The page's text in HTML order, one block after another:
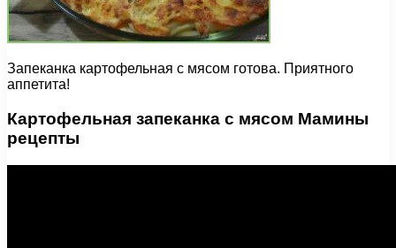
Запеканка картофельная с мясом готова. Приятного
аппетита!
Картофельная запеканка с мясом Мамины
рецепты